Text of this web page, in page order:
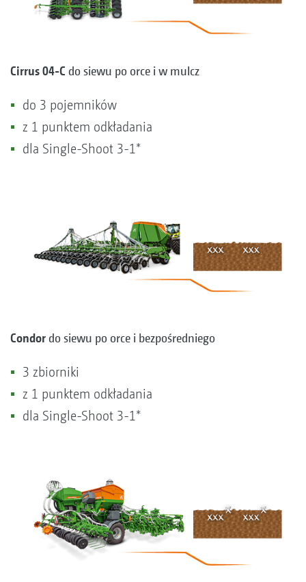
Cirrus 04-C do siewu po orce i w mulcz
do 3 pojemników
z 1 punktem odkładania
dla Single-Shoot 3-1*
Condordo siewu po orce i bezpośredniego
3 zbiorniki
z 1 punktem odkładania
dla Single-Shoot 3-1*